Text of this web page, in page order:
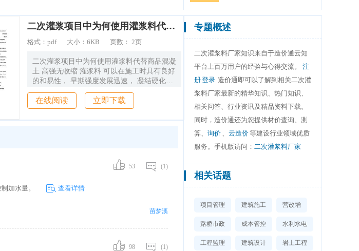
二次灌浆项目中为何使用灌浆料代替商品混凝土
格式： pdf 大小： 6KB 页数： 2页
二次灌浆项目中为何使用灌浆料代替商品混凝
土 高强无收缩 灌浆料 可以在施工时具有良好
的和易性， 早期强度发展迅速， 凝结硬化速
度非常 快，可以很好的控制好 灌浆料 内部的
含 气量，但是商品混凝土的含气量难以控
制。 使用商品 混凝土时， 在水泥初期水化热
过大， 但是高强无收缩灌浆料初期的水化热
时加入了可以提高钢筋的抗锈蚀能力的外加
剂， 但是生产商品混凝土的 商混公司为了降
料。 引气对灌浆料的作用 由于冻融破坏涉及
水能迅速 逃离至附近的充气孔中， 则不会发
应该强调的是， 首先应保证毛细孔的体积最
在线阅读 立即下载
(1)
53
加水量。 查看详情
苗梦溪
(1)
98
专题概述
二次灌浆料厂家知识来自于造价通云知
平台上百万用户的经验与心得交流。 注
册登录 造价通即可以了解到相关二次灌
浆料厂家最新的精华知识、热门知识、
相关问答、行业资讯及精品资料下载。
同时，造价通还为您提供材价查询、测
算、 询价 、 云造价等建设行业领域优质
服务。手机版访问： 二次灌浆料厂家
相关话题
项目管理 建筑施工 营改增
路桥市政 成本管控 水利水电
工程监理 建筑设计 岩土工程